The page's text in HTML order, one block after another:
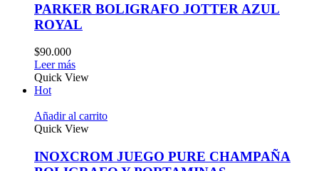
PARKER BOLIGRAFO JOTTER AZUL
ROYAL
$90.000
Leer más
Quick View
Hot
Añadir al carrito
Quick View
INOXCROM JUEGO PURE CHAMPAÑA